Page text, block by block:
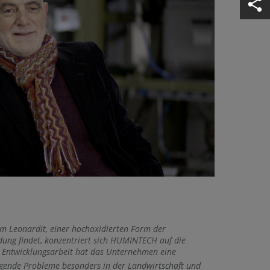
Leonardit, einer hochoxidierten Form der
findet, konzentriert sich HUMINTECH auf die
hat das Unternehmen eine
Probleme besonders in der Landwirtschaft und